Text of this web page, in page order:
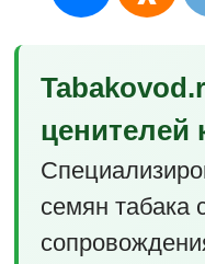
ценителей
семян табака